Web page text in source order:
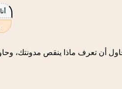
أن تعرف ماذا ينقص مدونتك،